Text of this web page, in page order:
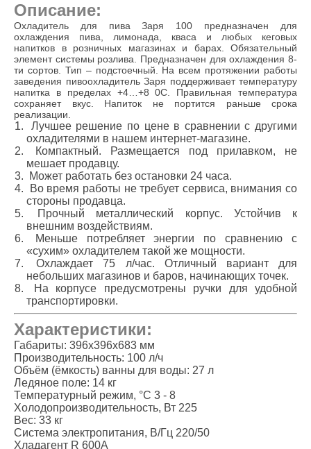
Описание:
Охладитель для пива Заря 100 предназначен для
охлаждения пива, лимонада, кваса и любых кеговых
напитков в розничных магазинах и барах. Обязательный
элемент системы розлива. Предназначен для охлаждения 8-
ти сортов. Тип – подстоечный. На всем протяжении работы
заведения пивоохладитель Заря поддерживает температуру
напитка в пределах +4…+80С. Правильная температура
сохраняет вкус. Напиток не портится раньше срока
реализации.
Лучшее решение по цене в сравнении с другими
охладителями в нашем интернет-магазине.
Компактный. Размещается под прилавком, не
мешает продавцу.
Может работать без остановки 24 часа.
Во время работы не требует сервиса, внимания со
стороны продавца.
Прочный металлический корпус. Устойчив к
внешним воздействиям.
Меньше потребляет энергии по сравнению с
«сухим» охладителем такой же мощности.
Охлаждает 75 л/час. Отличный вариант для
небольших магазинов и баров, начинающих точек.
На корпусе предусмотрены ручки для удобной
транспортировки.
Характеристики:
Габариты: 396х396х683 мм
Производительность: 100 л/ч
Объём (ёмкость) ванны для воды: 27 л
Ледяное поле: 14 кг
Температурный режим, °C 3 - 8
Холодопроизводительность, Вт 225
Вес: 33 кг
Система электропитания, В/Гц 220/50
Хладагент R 600А